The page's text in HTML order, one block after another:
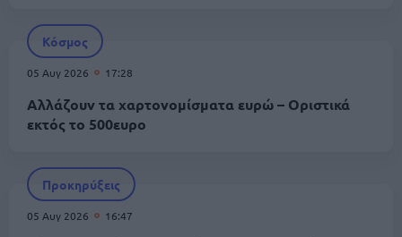
Κόσμος
05 Αυγ 2026 17:28
Αλλάζουν τα χαρτονομίσματα ευρώ – Οριστικά
εκτός το 500ευρο
Προκηρύξεις
05 Αυγ 2026 16:47